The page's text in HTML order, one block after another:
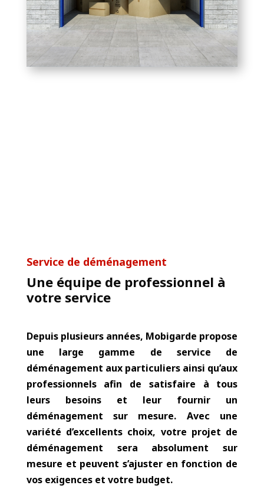
Service de déménagement
Une équipe de professionnel à
votre service
Depuis plusieurs années, Mobigarde propose
une large gamme de service de
déménagement aux particuliers ainsi qu’aux
professionnels afin de satisfaire à tous
leurs besoins et leur fournir un
déménagement sur mesure. Avec une
variété d’excellents choix, votre projet de
déménagement sera absolument sur
mesure et peuvent s’ajuster en fonction de
vos exigences et votre budget.